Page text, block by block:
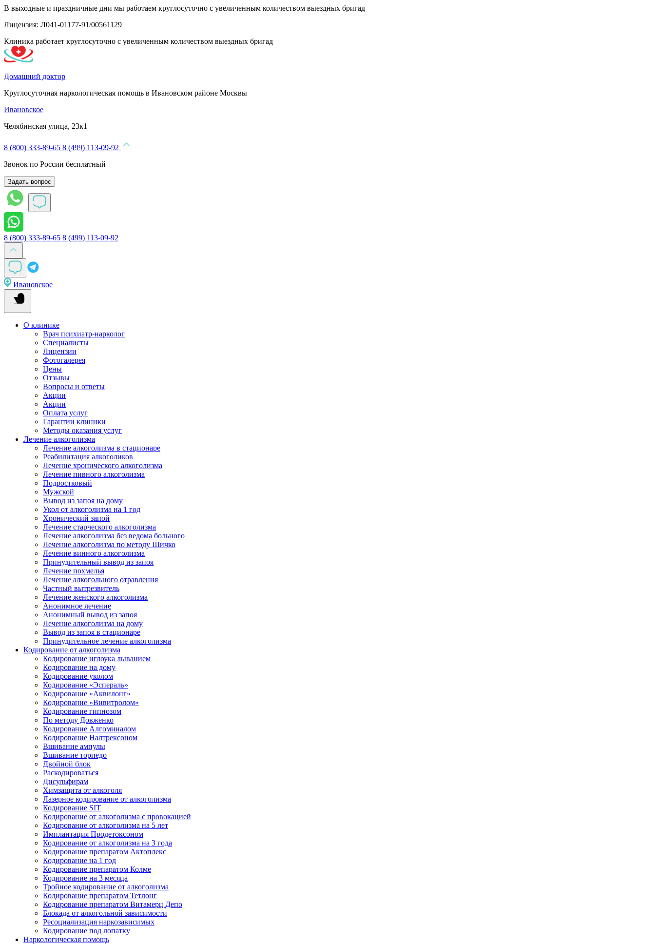
В выходные и праздничные дни мы работаем круглосуточно с увеличенным количеством выездных бригад
Лицензия: Л041-01177-91/00561129
Клиника работает круглосуточно с увеличенным количеством выездных бригад
Домашний доктор
Круглосуточная наркологическая помощь в Ивановском районе Москвы
Ивановское
Челябинская улица, 23к1
8 (800) 333-89-65 8 (499) 113-09-92
Звонок по России бесплатный
Задать вопрос
8 (800) 333-89-65 8 (499) 113-09-92
Ивановское
О клинике
Врач психиатр-нарколог
Специалисты
Лицензии
Фотогалерея
Цены
Отзывы
Вопросы и ответы
Акции
Акции
Оплата услуг
Гарантии клиники
Методы оказания услуг
Лечение алкоголизма
Лечение алкоголизма в стационаре
Реабилитация алкоголиков
Лечение хронического алкоголизма
Лечение пивного алкоголизма
Подростковый
Мужской
Вывод из запоя на дому
Укол от алкоголизма на 1 год
Хронический запой
Лечение старческого алкоголизма
Лечение алкоголизма без ведома больного
Лечение алкоголизма по методу Шичко
Лечение винного алкоголизма
Принудительный вывод из запоя
Лечение похмелья
Лечение алкогольного отравления
Частный вытрезвитель
Лечение женского алкоголизма
Анонимное лечение
Анонимный вывод из запоя
Лечение алкоголизма на дому
Вывод из запоя в стационаре
Принудительное лечение алкоголизма
Кодирование от алкоголизма
Кодирование иглоука лыванием
Кодирование на дому
Кодирование уколом
Кодирование «Эспераль»
Кодирование «Аквилонг»
Кодирование «Вивитролом»
Кодирование гипнозом
По методу Довженко
Кодирование Алгоминалом
Кодирование Налтрексоном
Вшивание ампулы
Вшивание торпедо
Двойной блок
Раскодироваться
Дисульфирам
Химзащита от алкоголя
Лазерное кодирование от алкоголизма
Кодирование SIT
Кодирование от алкоголизма с провокацией
Кодирование от алкоголизма на 5 лет
Имплантация Продетоксоном
Кодирование от алкоголизма на 3 года
Кодирование препаратом Актоплекс
Кодирование на 1 год
Кодирование препаратом Колме
Кодирование на 3 месяца
Тройное кодирование от алкоголизма
Кодирование препаратом Тетлонг
Кодирование препаратом Витамерц Депо
Блокада от алкогольной зависимости
Ресоциализация наркозависимых
Кодирование под лопатку
Наркологическая помощь